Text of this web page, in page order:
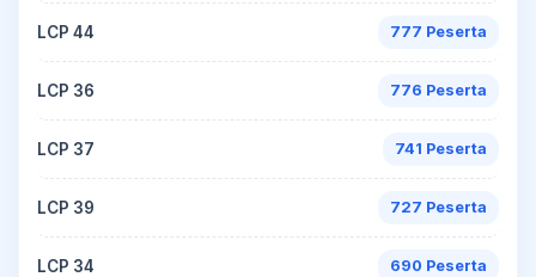
LCP 44 777 Peserta
LCP 36 776 Peserta
LCP 37 741 Peserta
LCP 39 727 Peserta
LCP 34 690 Peserta